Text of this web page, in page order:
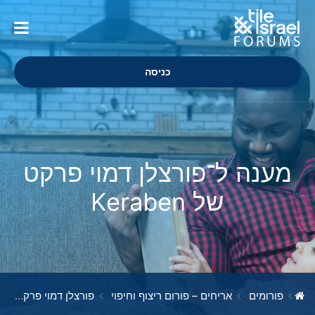
כניסה
מענה ל־פורצלן דמוי פרקט
של Keraben
פורומים אריחים – פורום ריצוף וחיפוי פורצלן דמוי פרקט של Keraben